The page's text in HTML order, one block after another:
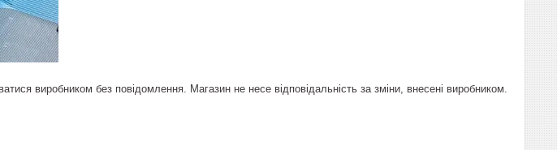
виробником без повідомлення. Магазин не несе відповідальність за зміни, внесені виробником.